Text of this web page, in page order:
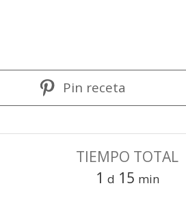
Pin receta
TIEMPO TOTAL
1 day
d 15minutes
min